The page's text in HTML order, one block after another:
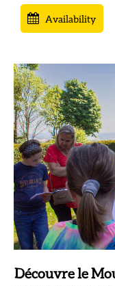
Availability
Découvre le